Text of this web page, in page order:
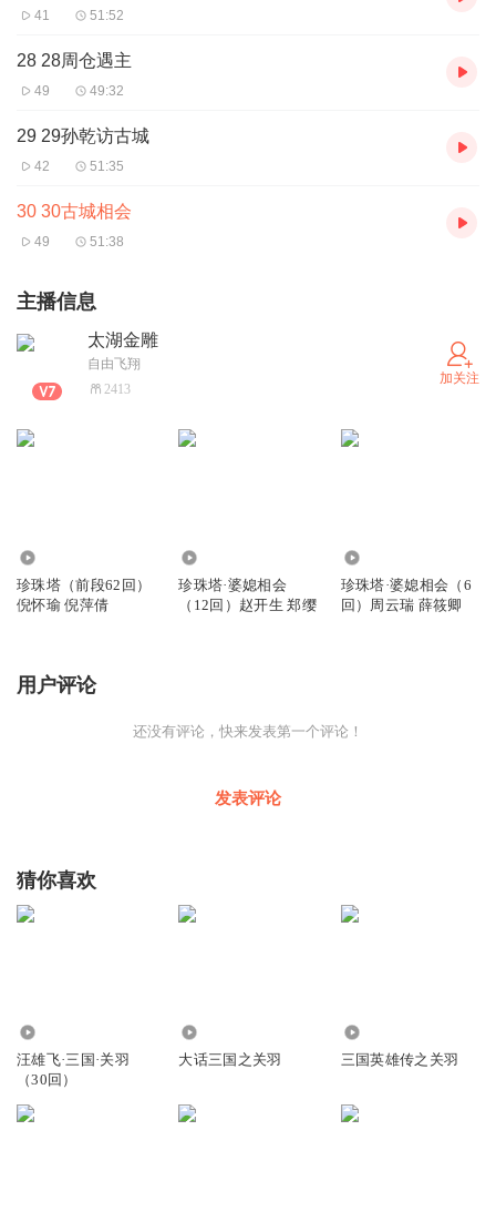
41 51:52
28 28周仓遇主
49 49:32
29 29孙乾访古城
42 51:35
30 30古城相会
49 51:38
主播信息
太湖金雕
自由飞翔
2413
加关注
珍珠塔（前段62回）
倪怀瑜 倪萍倩
珍珠塔·婆媳相会
（12回）赵开生 郑缨
珍珠塔·婆媳相会（6
回）周云瑞 薛筱卿
用户评论
还没有评论，快来发表第一个评论！
发表评论
猜你喜欢
汪雄飞·三国·关羽
（30回）
大话三国之关羽 三国英雄传之关羽